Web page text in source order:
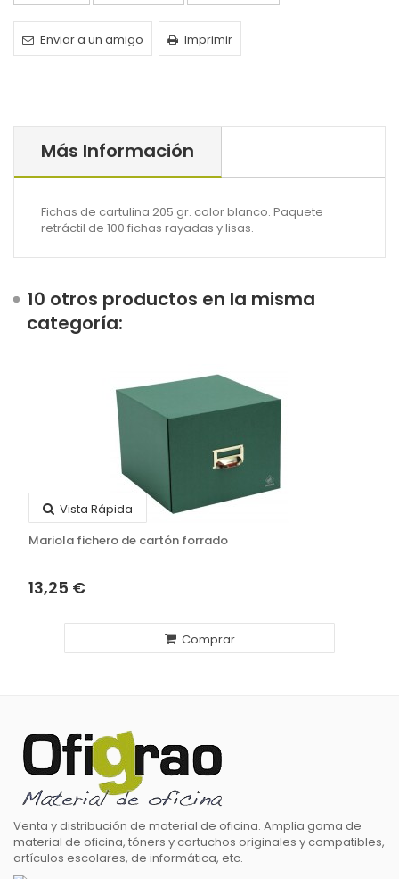
Enviar a un amigo Imprimir
Más Información
Fichas de cartulina 205 gr. color blanco. Paquete
retráctil de 100 fichas rayadas y lisas.
10 otros productos en la misma
categoría:
Vista Rápida
Mariola fichero de cartón forrado
13,25 €
Comprar
Venta y distribución de material de oficina. Amplia gama de
material de oficina, tóners y cartuchos originales y compatibles,
artículos escolares, de informática, etc.